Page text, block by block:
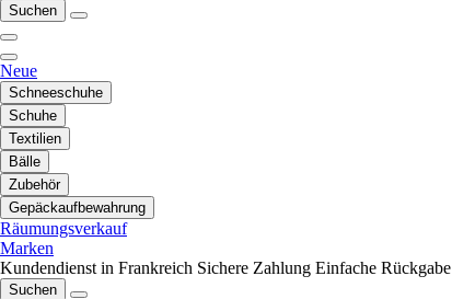
Suchen
Neue
Schneeschuhe
Schuhe
Textilien
Bälle
Zubehör
Gepäckaufbewahrung
Räumungsverkauf
Marken
Kundendienst in Frankreich Sichere Zahlung Einfache Rückgabe
Suchen